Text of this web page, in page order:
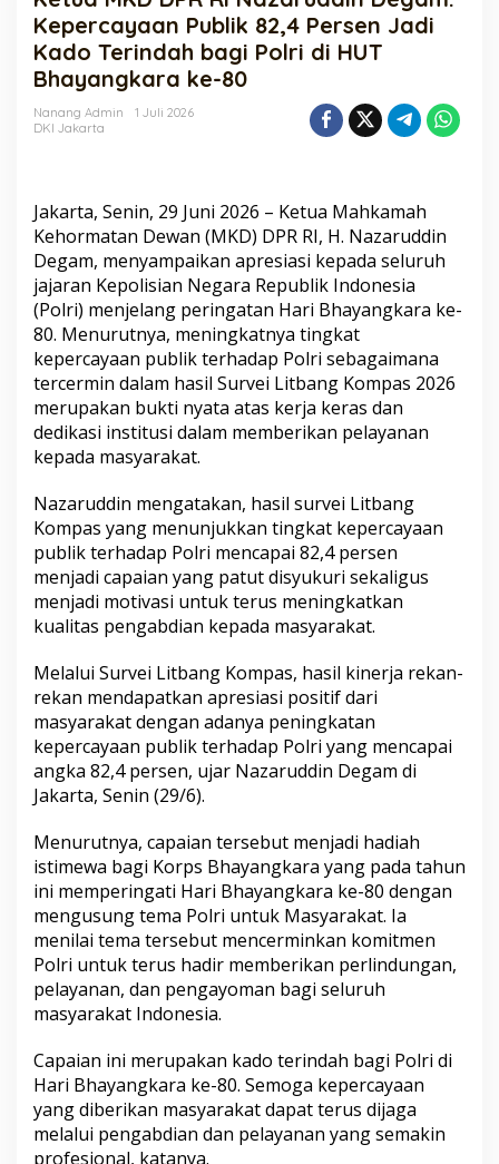
RI
Nazaruddin
Degam:
Kepercayaan
bagi
Polri
di
HUT
Bhayangkara
ke-
80
Kepercayaan Publik 82,4 Persen Jadi
Kado Terindah bagi Polri di HUT
Bhayangkara ke-80
Nanang Admin
1 Juli 2026
DKI Jakarta
Jakarta, Senin, 29 Juni 2026 – Ketua Mahkamah
Kehormatan Dewan (MKD) DPR RI, H. Nazaruddin
Degam, menyampaikan apresiasi kepada seluruh
jajaran Kepolisian Negara Republik Indonesia
(Polri) menjelang peringatan Hari Bhayangkara ke-
80. Menurutnya, meningkatnya tingkat
kepercayaan publik terhadap Polri sebagaimana
tercermin dalam hasil Survei Litbang Kompas 2026
merupakan bukti nyata atas kerja keras dan
dedikasi institusi dalam memberikan pelayanan
kepada masyarakat.
Nazaruddin mengatakan, hasil survei Litbang
Kompas yang menunjukkan tingkat kepercayaan
publik terhadap Polri mencapai 82,4 persen
menjadi capaian yang patut disyukuri sekaligus
menjadi motivasi untuk terus meningkatkan
kualitas pengabdian kepada masyarakat.
Melalui Survei Litbang Kompas, hasil kinerja rekan-
rekan mendapatkan apresiasi positif dari
masyarakat dengan adanya peningkatan
kepercayaan publik terhadap Polri yang mencapai
angka 82,4 persen, ujar Nazaruddin Degam di
Jakarta, Senin (29/6).
Menurutnya, capaian tersebut menjadi hadiah
istimewa bagi Korps Bhayangkara yang pada tahun
ini memperingati Hari Bhayangkara ke-80 dengan
mengusung tema Polri untuk Masyarakat. Ia
menilai tema tersebut mencerminkan komitmen
Polri untuk terus hadir memberikan perlindungan,
pelayanan, dan pengayoman bagi seluruh
masyarakat Indonesia.
Capaian ini merupakan kado terindah bagi Polri di
Hari Bhayangkara ke-80. Semoga kepercayaan
yang diberikan masyarakat dapat terus dijaga
melalui pengabdian dan pelayanan yang semakin
profesional, katanya.